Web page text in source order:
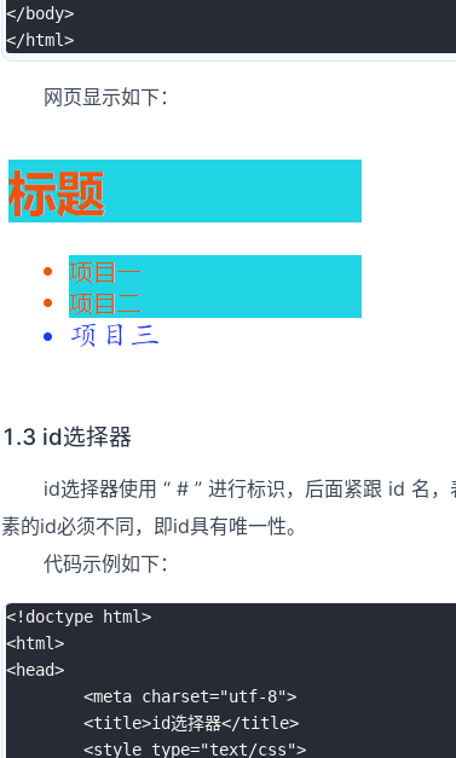
</body>
</html>
网页显示如下：
1.3 id选择器
id选择器使用 “ # ” 进行标识，后面紧跟 id 名，
素的id必须不同，即id具有唯一性。
代码示例如下：
<!doctype html>
<html>
<head>
<meta charset="utf-8">
<title>id选择器</title>
<style type="text/css">